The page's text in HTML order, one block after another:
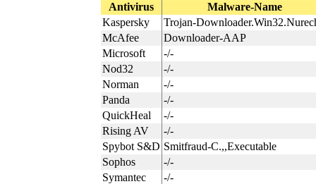
Antivirus
Malware-Name
Kaspersky
Trojan-
McAfee
Downloader-AAP
Microsoft
-/-
Nod32
-/-
Norman
-/-
Panda
-/-
QuickHeal
-/-
Rising AV
-/-
Spybot S&D Smitfraud-C.,,Executable
Sophos
-/-
Symantec
-/-